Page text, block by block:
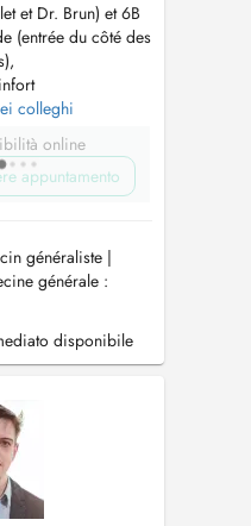
et Dr. Brun) et 6B
(entrée du côté des
colleghi
online
appuntamento
généraliste |
générale :
préventive et
aiguës ou
du sport °
hyal...
disponibile